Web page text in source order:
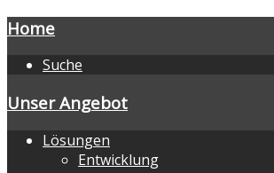
Home
Suche
Unser Angebot
Lösungen
Entwicklung